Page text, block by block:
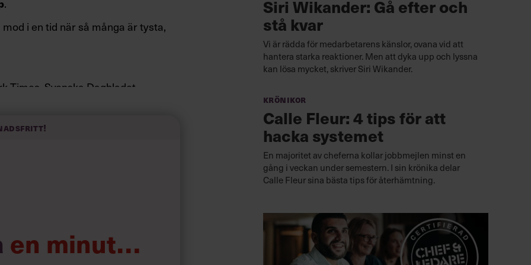
.
i en tid när så många är tysta,
Times, Svenska Dagbladet.
en minut…
Siri Wikander: Gå efter och
stå kvar
Vi är rädda för medarbetarens känslor, ovana vid att
hantera starka reaktioner. Men att dyka upp och lyssna
kan lösa mycket, skriver Siri Wikander.
Krönikor
Calle Fleur: 4 tips för att
hacka systemet
En majoritet av cheferna kollar jobbmejlen minst en
gång i veckan under semestern. I sin krönika delar
Calle Fleur sina bästa tips för återhämtning.